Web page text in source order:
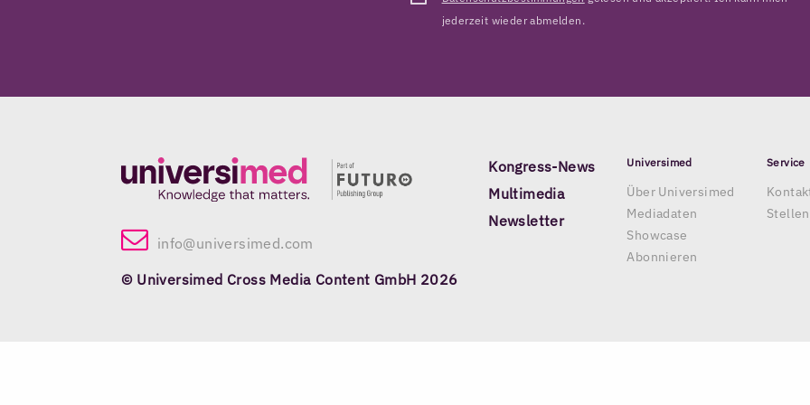
jederzeit wieder abmelden.
info@universimed.com
© Universimed Cross Media Content GmbH 2026
Kongress-News
Multimedia
Newsletter
Universimed
Über Universimed
Mediadaten
Showcase
Abonnieren
Service